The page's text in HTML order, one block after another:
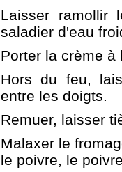
Laisser ramollir
saladier d'eau
Porter la crème
Hors du feu,
entre les doigts.
Remuer, laisser
Malaxer le
le poivre, le